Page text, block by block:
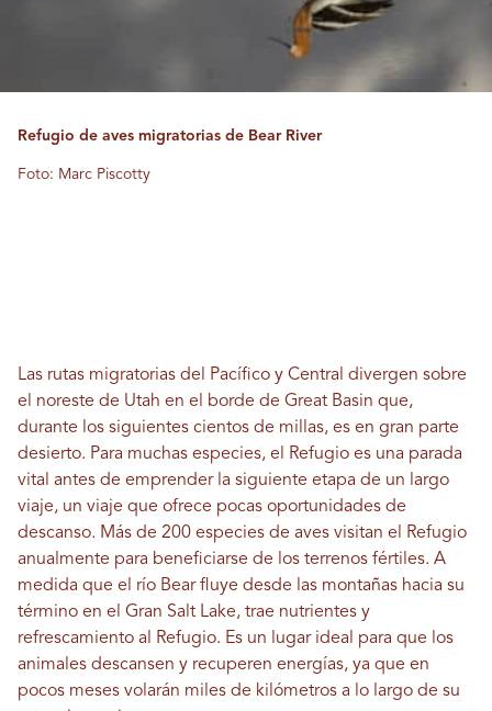
Refugio de aves migratorias de Bear River
Foto: Marc Piscotty
Las rutas migratorias del Pacífico y Central divergen sobre
el noreste de Utah en el borde de Great Basin que,
durante los siguientes cientos de millas, es en gran parte
desierto. Para muchas especies, el Refugio es una parada
vital antes de emprender la siguiente etapa de un largo
viaje, un viaje que ofrece pocas oportunidades de
descanso. Más de 200 especies de aves visitan el Refugio
anualmente para beneficiarse de los terrenos fértiles. A
medida que el río Bear fluye desde las montañas hacia su
término en el Gran Salt Lake, trae nutrientes y
refrescamiento al Refugio. Es un lugar ideal para que los
animales descansen y recuperen energías, ya que en
pocos meses volarán miles de kilómetros a lo largo de su